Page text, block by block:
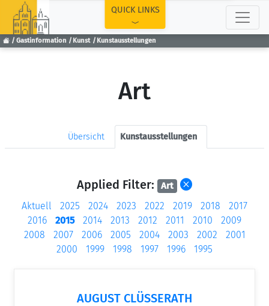
Gastinformation Kunst Kunstausstellungen
QUICK LINKS
Art
Übersicht Kunstausstellungen
Applied Filter: Art
Aktuell 2025 2024 2023 2022 2019 2018
2017
2016
2015 2014 2013 2012 2011 2010
2009
2008
2007 2006 2005 2004 2003 2002
2001
2000
1999 1998 1997 1996 1995
AUGUST CLÜSSERATH